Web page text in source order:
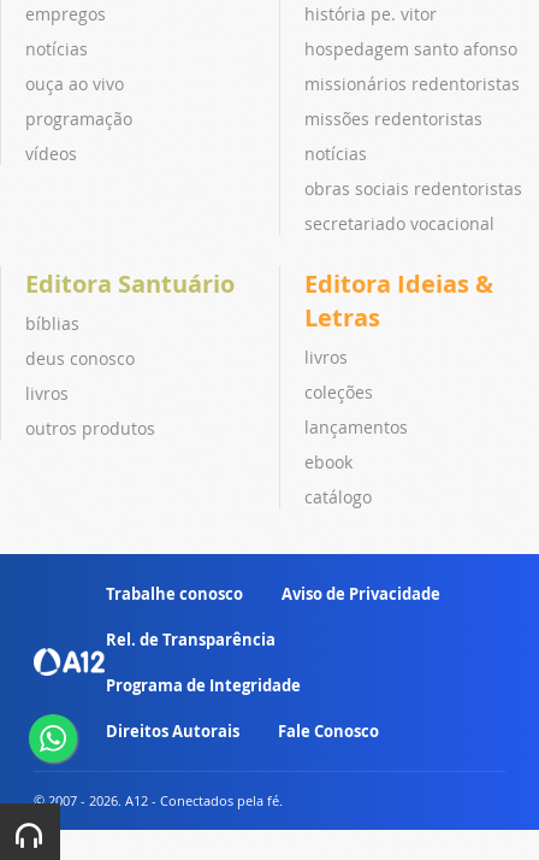
empregos
notícias
ouça ao vivo
programação
vídeos
história pe. vitor
hospedagem santo afonso
missionários redentoristas
missões redentoristas
notícias
obras sociais redentoristas
secretariado vocacional
Editora Santuário
bíblias
deus conosco
livros
outros produtos
Editora Ideias &
Letras
livros
coleções
lançamentos
ebook
catálogo
Trabalhe conosco Aviso de Privacidade
Rel. de Transparência
Programa de Integridade
Direitos Autorais Fale Conosco
© 2007 - 2026. A12 - Conectados pela fé.